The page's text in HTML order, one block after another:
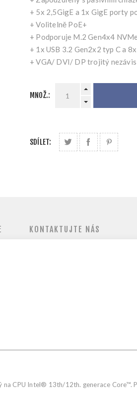
+ 5x 2,5GigE a 1x GigE porty
+ Volitelně PoE+
+ Podporuje M.2 Gen4x4
+ 1x USB 3.2 Gen2x2 typ C a
+ VGA/ DVI/ DP trojitý
MNOŽ.:
SDÍLET:
KONTAKTUJTE NÁS
CPU Intel® 13th/12th. generace Core™.